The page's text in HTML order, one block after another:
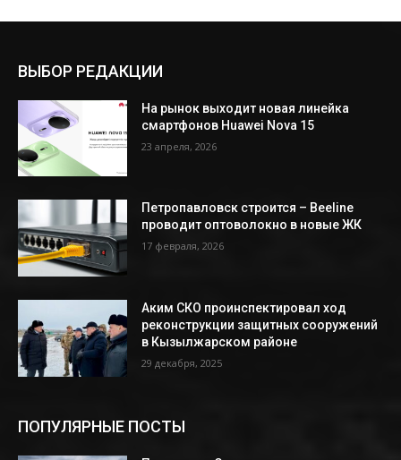
ВЫБОР РЕДАКЦИИ
На рынок выходит новая линейка
смартфонов Huawei Nova 15
23 апреля, 2026
Петропавловск строится – Beeline
проводит оптоволокно в новые ЖК
17 февраля, 2026
Аким СКО проинспектировал ход
реконструкции защитных сооружений
в Кызылжарском районе
29 декабря, 2025
ПОПУЛЯРНЫЕ ПОСТЫ